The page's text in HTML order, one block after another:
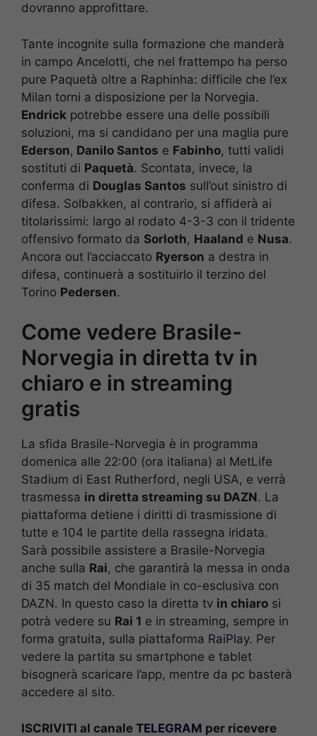
dovranno approfittare.
Tante incognite sulla formazione che manderà
in campo Ancelotti, che nel frattempo ha perso
pure Paquetà oltre a Raphinha: difficile che l’ex
Milan torni a disposizione per la Norvegia.
Endrick potrebbe essere una delle possibili
soluzioni, ma si candidano per una maglia pure
Ederson, Danilo Santos e Fabinho, tutti validi
sostituti di Paquetà. Scontata, invece, la
conferma di Douglas Santos sull’out sinistro di
difesa. Solbakken, al contrario, si affiderà ai
titolarissimi: largo al rodato 4-3-3 con il tridente
offensivo formato da Sorloth, Haaland e Nusa.
Ancora out l’acciaccato Ryerson a destra in
difesa, continuerà a sostituirlo il terzino del
Torino Pedersen.
Come vedere Brasile-
Norvegia in diretta tv in
chiaro e in streaming
gratis
La sfida Brasile-Norvegia è in programma
domenica alle 22:00 (ora italiana) al MetLife
Stadium di East Rutherford, negli USA, e verrà
trasmessa in diretta streaming su DAZN. La
piattaforma detiene i diritti di trasmissione di
tutte e 104 le partite della rassegna iridata.
Sarà possibile assistere a Brasile-Norvegia
anche sulla Rai, che garantirà la messa in onda
di 35 match del Mondiale in co-esclusiva con
DAZN. In questo caso la diretta tv in chiaro si
potrà vedere su Rai 1 e in streaming, sempre in
forma gratuita, sulla piattaforma RaiPlay. Per
vedere la partita su smartphone e tablet
bisognerà scaricare l’app, mentre da pc basterà
accedere al sito.
ISCRIVITI al canale TELEGRAM per ricevere